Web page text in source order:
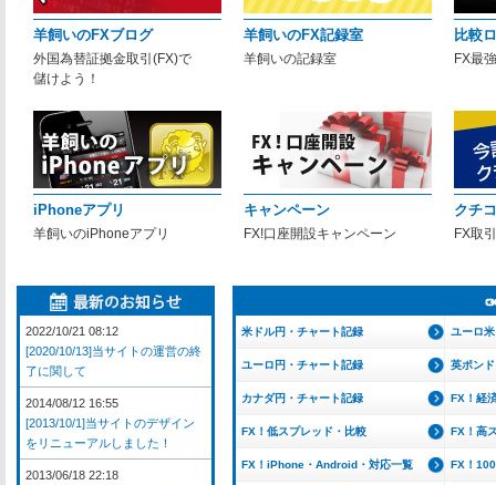
羊飼いのFXブログ
外国為替証拠金取引(FX)で
儲けよう！
羊飼いのFX記録室
羊飼いの記録室
比較
FX最
iPhoneアプリ
羊飼いのiPhoneアプリ
キャンペーン
FX!口座開設キャンペーン
クチ
FX取
米ドル円・チャート記録 ユーロ
ユーロ円・チャート記録 英ポン
カナダ円・チャート記録 FX！経
FX！低スプレッド・比較 FX！高
FX！iPhone・Android・対応一覧 FX！
2022/10/21 08:12
[2020/10/13]当サイトの運営の終
了に関して
2014/08/12 16:55
[2013/10/1]当サイトのデザイン
をリニューアルしました！
2013/06/18 22:18